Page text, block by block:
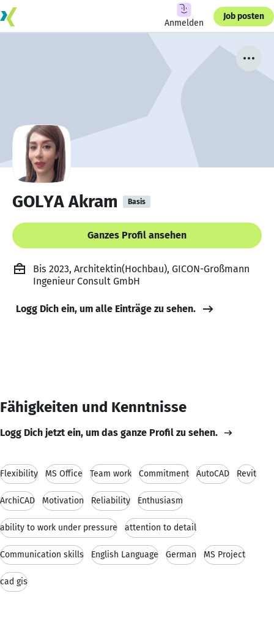
Anmelden
Job posten
GOLYA Akram Basis
Ganzes Profil ansehen
Bis 2023, Architektin(Hochbau), GICON-Großmann
Ingenieur Consult GmbH
Logg Dich ein, um alle Einträge zu sehen.
Fähigkeiten und Kenntnisse
Logg Dich jetzt ein, um das ganze Profil zu sehen.
Flexibility MS Office Team work Commitment AutoCAD Revit
ArchiCAD Motivation Reliability Enthusiasm
ability to work under pressure attention to detail
Communication skills English Language German MS Project
cad gis